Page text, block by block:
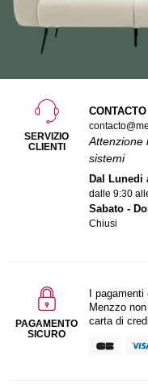
SERVIZIO
CLIENTI
CONTACTO
Attenzione
sistemi
Dal Lunedi
dalle 9:30
Sabato -
Chiusi
PAGAMENTO
SICURO
I
Menzzo
carta di